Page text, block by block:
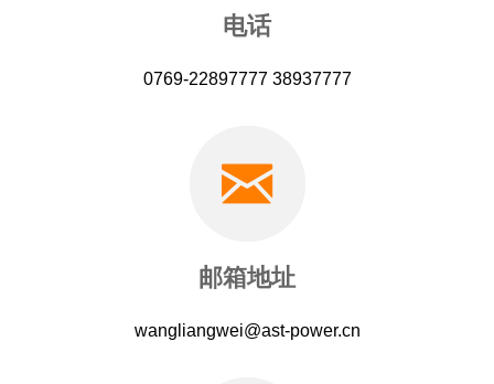
电话
0769-22897777 38937777
邮箱地址
wangliangwei@ast-power.cn